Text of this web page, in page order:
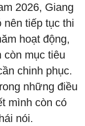
2026, Giang
tiếp tục thi
hoạt động,
còn mục tiêu
chinh phục.
những điều
mình còn có
nói.